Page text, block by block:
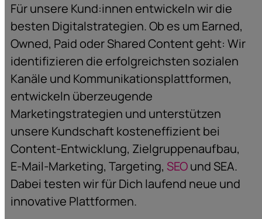
Für unsere Kund:innen entwickeln wir die
besten Digitalstrategien. Ob es um Earned,
Owned, Paid oder Shared Content geht: Wir
identifizieren die erfolgreichsten sozialen
Kanäle und Kommunikationsplattformen,
entwickeln überzeugende
Marketingstrategien und unterstützen
unsere Kundschaft kosteneffizient bei
Content-Entwicklung, Zielgruppenaufbau,
E-Mail-Marketing, Targeting, SEOund SEA.
Dabei testen wir für Dich laufend neue und
innovative Plattformen.